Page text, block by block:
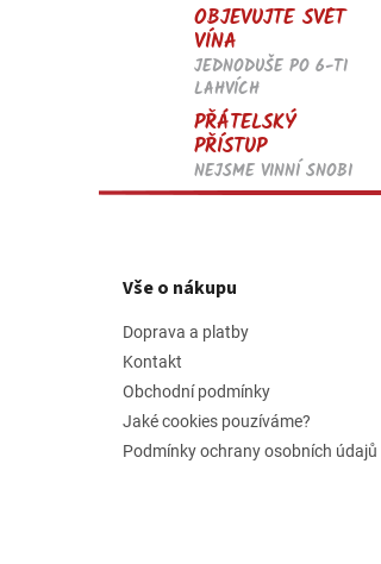
OBJEVUJTE SVĚT
VÍNA
JEDNODUŠE PO 6-TI
LAHVÍCH
PŘÁTELSKÝ
PŘÍSTUP
NEJSME VINNÍ SNOBI
Vše o nákupu
Doprava a platby
Kontakt
Obchodní podmínky
Jaké cookies pouzíváme?
Podmínky ochrany osobních údajů